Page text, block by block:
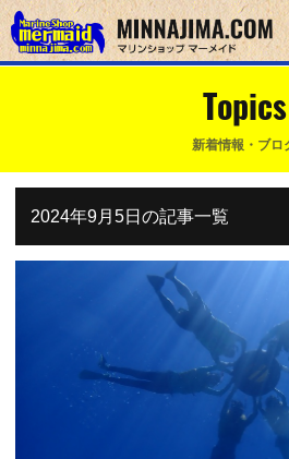
Topics
新着情報・ブロ
2024年9月5日の記事一覧